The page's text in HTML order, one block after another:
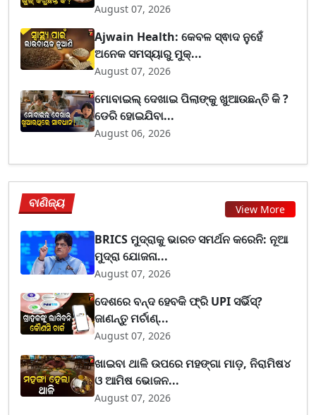
August 07, 2026
Ajwain Health: କେବଳ ସ୍ଵାଦ ନୁହେଁ
ଅନେକ ସମସ୍ୟାରୁ ମୁକ୍...
August 07, 2026
ମୋବାଇଲ୍ ଦେଖାଇ ପିଲାଙ୍କୁ ଖୁଆଉଛନ୍ତି କି ?
ଡେରି ହୋଇଯିବା...
August 06, 2026
ବାଣିଜ୍ୟ View More
BRICS ମୁଦ୍ରାକୁ ଭାରତ ସମର୍ଥନ କରେନି: ନୂଆ
ମୁଦ୍ରା ଯୋଜନା...
August 07, 2026
ଦେଶରେ ବନ୍ଦ ହେବକି ଫ୍ରି UPI ସର୍ଭିସ୍?
ଜାଣନ୍ତୁ ମର୍ଚାଣ୍...
August 07, 2026
ଖାଇବା ଥାଳି ଉପରେ ମହଙ୍ଗା ମାଡ଼, ନିରାମିଷ୪
ଓ ଆମିଷ ଭୋଜନ...
August 07, 2026